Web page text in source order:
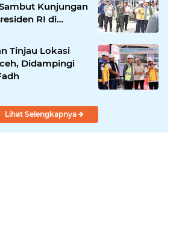
Kunjungan
RI di
Tinjau Lokasi
Didampingi
Lihat Selengkapnya